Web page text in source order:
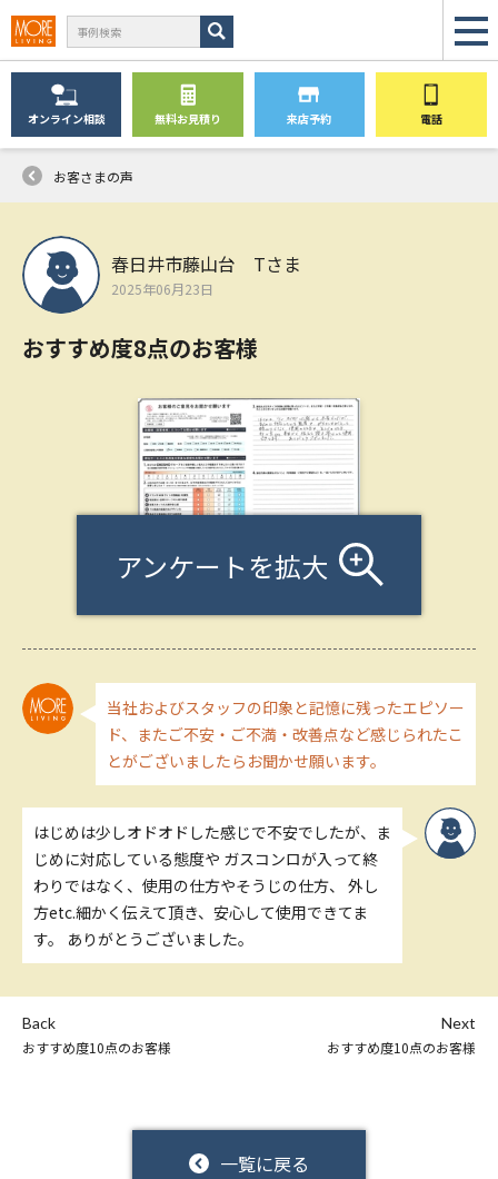
オンライン相談 無料お見積り 来店予約 電話
お客さまの声
春日井市藤山台 Tさま
2025年06月23日
おすすめ度8点のお客様
アンケートを拡大
当社およびスタッフの印象と記憶に残ったエピソー
ド、またご不安・ご不満・改善点など感じられたこ
とがございましたらお聞かせ願います。
はじめは少しオドオドした感じで不安でしたが、ま
じめに対応している態度や ガスコンロが入って終
わりではなく、使用の仕方やそうじの仕方、 外し
方etc.細かく伝えて頂き、安心して使用できてま
す。 ありがとうございました。
Back
おすすめ度10点のお客様
一覧に戻る
Next
おすすめ度10点のお客様